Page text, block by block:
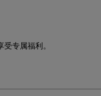
专属福利。